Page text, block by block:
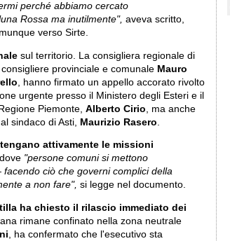
perché abbiamo cercato
Rossa ma inutilmente", aveva scritto,
verso Sirte.
sul territorio. La consigliera regionale di
consigliere provinciale e comunale Mauro
, hanno firmato un appello accorato rivolto
urgente presso il Ministero degli Esteri e il
Piemonte, Alberto Cirio , ma anche
al sindaco di Asti, Maurizio Rasero
attivamente le missioni
"persone comuni si mettono
ciò che governi complici della
a non fare", si legge nel documento.
ha chiesto il rilascio immediato dei
rimane confinato nella zona neutrale
, ha confermato che l'esecutivo sta